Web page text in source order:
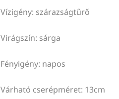
Vízigény: szárazságtűrő
Virágszín: sárga
Fényigény: napos
Várható cserépméret: 13cm